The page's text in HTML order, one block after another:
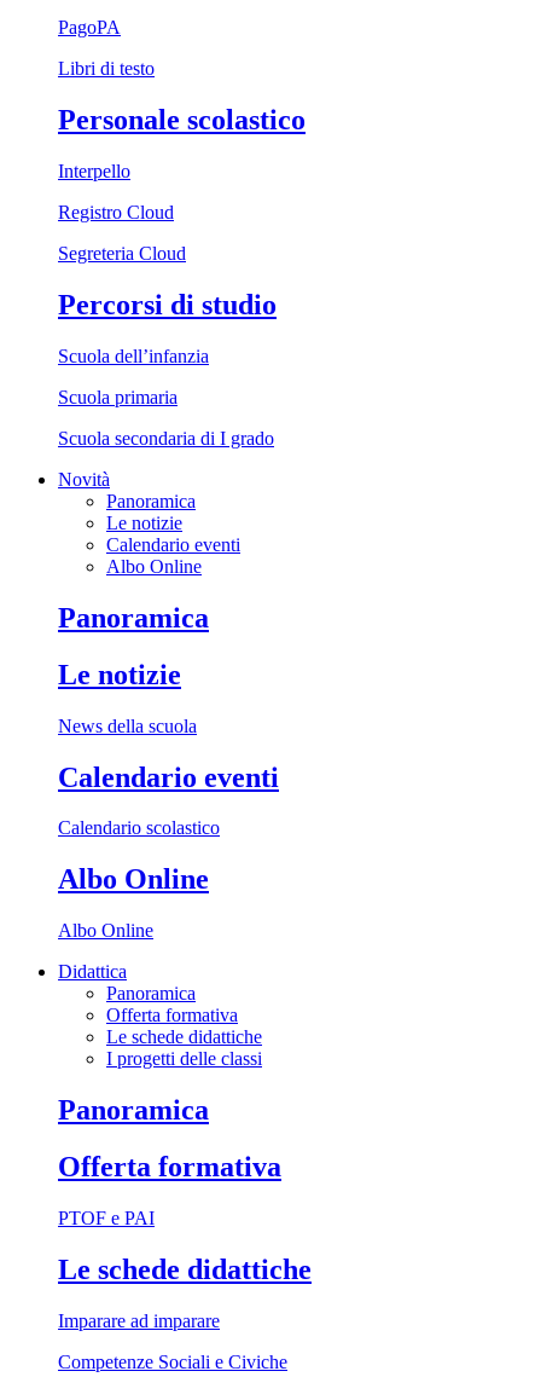
PagoPA
Libri di testo
Personale scolastico
Interpello
Registro Cloud
Segreteria Cloud
Percorsi di studio
Scuola dell’infanzia
Scuola primaria
Scuola secondaria di I grado
Novità
Panoramica
Le notizie
Calendario eventi
Albo Online
Panoramica
Le notizie
News della scuola
Calendario eventi
Calendario scolastico
Albo Online
Albo Online
Didattica
Panoramica
Offerta formativa
Le schede didattiche
I progetti delle classi
Panoramica
Offerta formativa
PTOF e PAI
Le schede didattiche
Imparare ad imparare
Competenze Sociali e Civiche